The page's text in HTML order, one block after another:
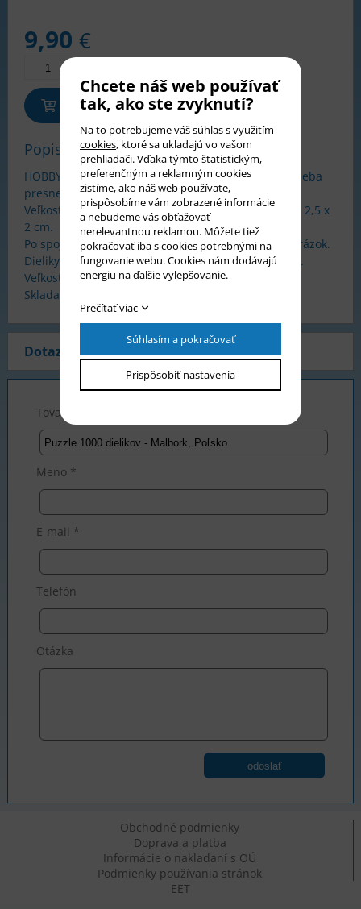
9,90 €
Pridať do košíka
Popis tovaru
HOBBY Puzzle Castorland - 1000 dielikov, ktoré do seba
presne zapadajú.
Veľkosť obrázka 68 x 47 cm. Približná veľkosť dielika 2,5 x
2 cm.
Po spojení všetkých dielikov získate požadovaný obrázok.
Dieliky sú z tvrdého, pevného, kvalitného materiálu.
Veľkosť krabice 35 x 25 x 5 cm.
Skladanie puzzle rozvíja predstavivosť a postreh.
Dotaz na produkt
Tovar *
Meno *
E-mail *
Telefón
Otázka
odoslať
Obchodné podmienky
Doprava a platba
Informácie o nakladaní s OÚ
Podmienky používania stránok
EET
Chcete náš web používať
tak, ako ste zvyknutí?
Na to potrebujeme váš súhlas s využitím
cookies, ktoré sa ukladajú vo vašom
prehliadači. Vďaka týmto štatistickým,
preferenčným a reklamným cookies
zistíme, ako náš web používate,
prispôsobíme vám zobrazené informácie
a nebudeme vás obťažovať
nerelevantnou reklamou. Môžete tiež
pokračovať iba s cookies potrebnými na
fungovanie webu. Cookies nám dodávajú
energiu na ďalšie vylepšovanie.
Prečítať viac
Súhlasím a pokračovať
Prispôsobiť nastavenia